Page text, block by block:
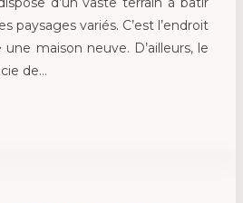
paysages variés. C’est l’endroit
maison neuve. D’ailleurs, le
de…